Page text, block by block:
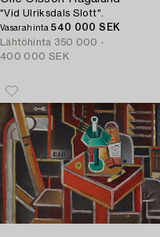
"Vid Ulriksdals Slott".
Vasarahinta540 000 SEK
Lähtöhinta 350 000 -
400 000 SEK